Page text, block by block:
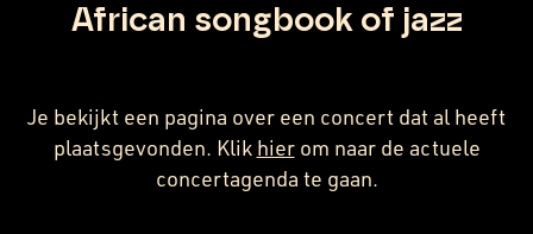
African songbook of jazz
Je bekijkt een pagina over een concert dat al heeft
plaatsgevonden. Klik hierom naar de actuele
concertagenda te gaan.